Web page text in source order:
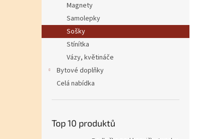
Magnety
Samolepky
Sošky
Stínítka
Vázy, květináče
Bytové doplňky
Celá nabídka
Top 10 produktů